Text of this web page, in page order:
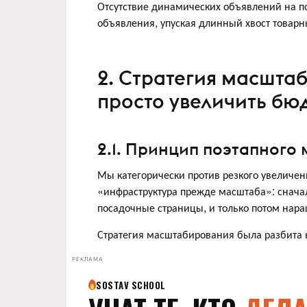
Отсутствие динамических объявлений на
объявления, упуская длинный хвост
2. Стратегия
просто увеличить
2.1. Принцип
Мы категорически против резкого
«инфраструктура прежде масштаба»:
посадочные страницы, и только потом
Стратегия масштабирования была
РЕКЛАМА